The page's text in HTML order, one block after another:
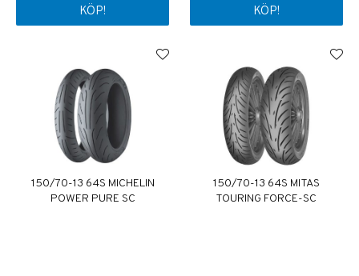
KÖP! KÖP!
150/70-13 64S MICHELIN
POWER PURE SC
150/70-13 64S MITAS
TOURING FORCE-SC